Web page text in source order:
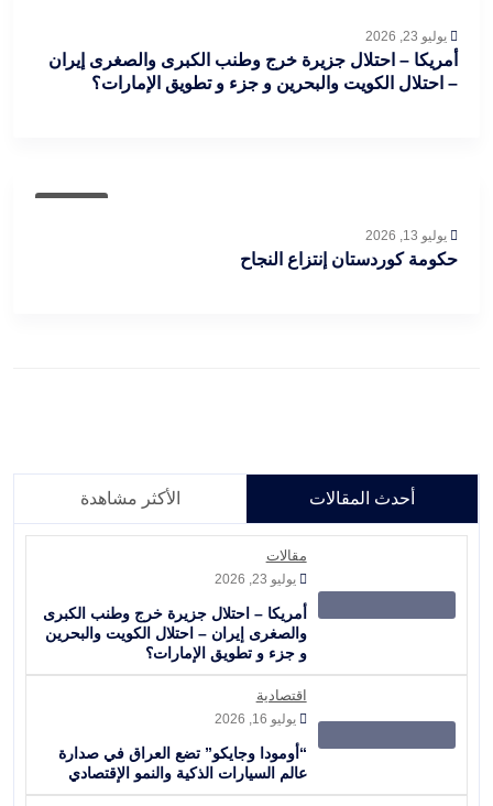
يوليو 23, 2026
أمريكا – احتلال جزيرة خرج وطنب الكبرى والصغرى إيران
– احتلال الكويت والبحرين و جزء و تطويق الإمارات؟
يوليو 13, 2026
حكومة كوردستان إنتزاع النجاح
أحدث المقالات الأكثر مشاهدة
مقالات
يوليو 23, 2026
أمريكا – احتلال جزيرة خرج وطنب الكبرى
والصغرى إيران – احتلال الكويت والبحرين
و جزء و تطويق الإمارات؟
اقتصادية
يوليو 16, 2026
“أومودا وجايكو” تضع العراق في صدارة
عالم السيارات الذكية والنمو الإقتصادي